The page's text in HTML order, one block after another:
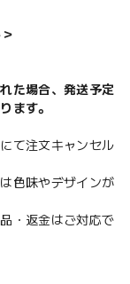
た場合、発送予定
ます。
て注文キャンセル
色味やデザインが
・返金はご対応で